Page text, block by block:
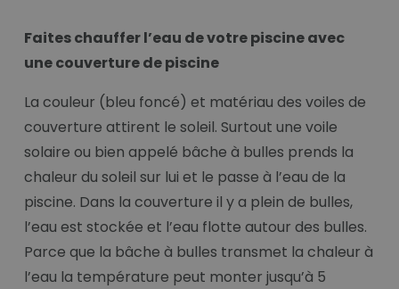
Faites chauffer l’eau de votre piscine avec
une couverture de piscine
La couleur (bleu foncé) et matériau des voiles de
couverture attirent le soleil. Surtout une voile
solaire ou bien appelé bâche à bulles prends la
chaleur du soleil sur lui et le passe à l’eau de la
piscine. Dans la couverture il y a plein de bulles,
l’eau est stockée et l’eau flotte autour des bulles.
Parce que la bâche à bulles transmet la chaleur à
l’eau la température peut monter jusqu’à 5